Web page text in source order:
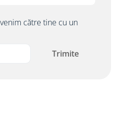
către tine cu un
Trimite